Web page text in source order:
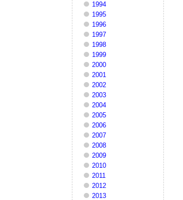
1994
1995
1996
1997
1998
1999
2000
2001
2002
2003
2004
2005
2006
2007
2008
2009
2010
2011
2012
2013